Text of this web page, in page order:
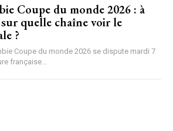
Coupe du monde 2026 : à
quelle chaîne voir le
?
Coupe du monde 2026 se dispute mardi 7
française...